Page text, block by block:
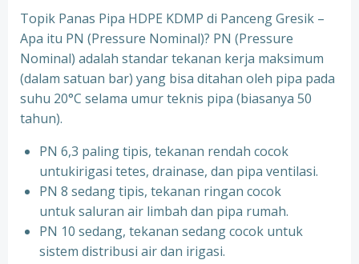
Topik Panas Pipa HDPE KDMP di Panceng Gresik –
Apa itu PN (Pressure Nominal)? PN (Pressure
Nominal) adalah standar tekanan kerja maksimum
(dalam satuan bar) yang bisa ditahan oleh pipa pada
suhu 20°C selama umur teknis pipa (biasanya 50
tahun).
PN 6,3 paling tipis, tekanan rendah cocok
untukirigasi tetes, drainase, dan pipa ventilasi.
PN 8 sedang tipis, tekanan ringan cocok
untuk saluran air limbah dan pipa rumah.
PN 10 sedang, tekanan sedang cocok untuk
sistem distribusi air dan irigasi.